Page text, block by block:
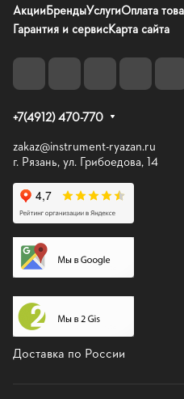
АкцииБрендыУслугиОплата
Гарантия и сервисКарта сайта
+7(4912) 470-770
zakaz@instrument-ryazan.ru
г. Рязань, ул. Грибоедова, 14
Доставка по России